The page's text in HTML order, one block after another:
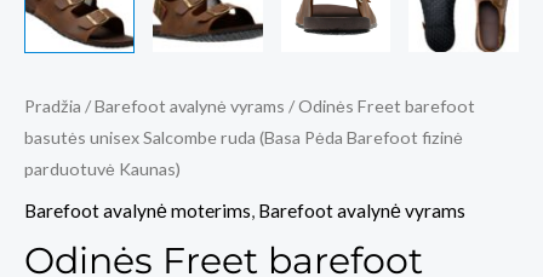
Pradžia /Barefoot avalynė vyrams / Odinės Freet barefoot
basutės unisex Salcombe ruda (Basa Pėda Barefoot fizinė
parduotuvė Kaunas)
Barefoot avalynė moterims, Barefoot avalynė vyrams
Odinės Freet barefoot